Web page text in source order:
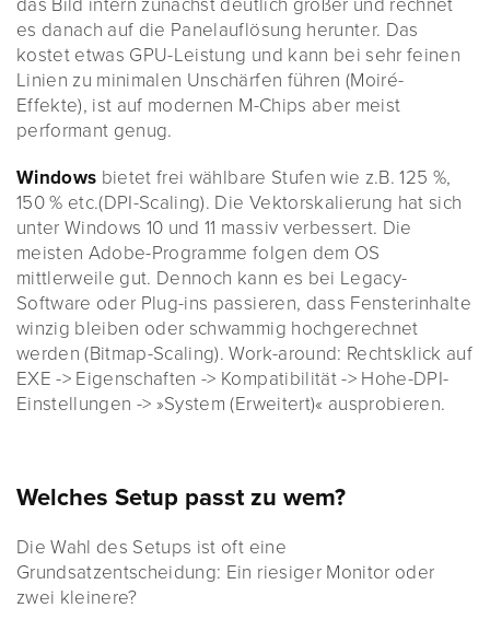
das Bild intern zunächst deutlich größer und rechnet
es danach auf die Panelauflösung herunter. Das
kostet etwas GPU-Leistung und kann bei sehr feinen
Linien zu minimalen Unschärfen führen (Moiré-
Effekte), ist auf modernen M-Chips aber meist
performant genug.
Windows bietet frei wählbare Stufen wie z.B. 125 %,
150 % etc.(DPI-Scaling). Die Vektorskalierung hat sich
unter Windows 10 und 11 massiv verbessert. Die
meisten Adobe-Programme folgen dem OS
mittlerweile gut. Dennoch kann es bei Legacy-
Software oder Plug-ins passieren, dass Fensterinhalte
winzig bleiben oder schwammig hochgerechnet
werden (Bitmap-Scaling). Work-around: Rechtsklick auf
EXE -> Eigenschaften -> Kompatibilität -> Hohe-DPI-
Einstellungen -> »System (Erweitert)« ausprobieren.
Welches Setup passt zu wem?
Die Wahl des Setups ist oft eine
Grundsatzentscheidung: Ein riesiger Monitor oder
zwei kleinere?